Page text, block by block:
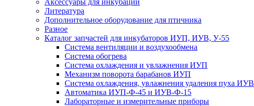
Аксессуары для инкубации
Литература
Дополнительное оборудование для птичника
Разное
Каталог запчастей для инкубаторов ИУП, ИУВ, У-55
Система вентиляции и воздухообмена
Система обогрева
Система охлаждения и увлажнения ИУП
Механизм поворота барабанов ИУП
Система охлаждения, увлажнения удаления пуха ИУВ
Автоматика ИУП-Ф-45 и ИУВ-Ф-15
Лабораторные и измерительные приборы